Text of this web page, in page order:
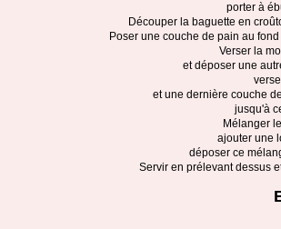
porter à
Découper la baguette en
Poser une couche de pain au
Verser la
et déposer une
et une dernière couche
jusqu'à
Mélanger
ajouter une
déposer ce
Servir en prélevant dessus